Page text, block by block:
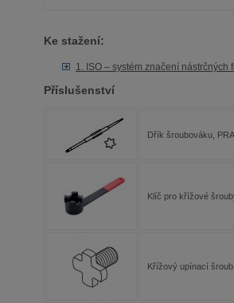
Ke stažení:
1. ISO – systém značení nástrčných
Příslušenství
Dřík šroubováku,
Klíč pro křížové
Křížový upínací šroub